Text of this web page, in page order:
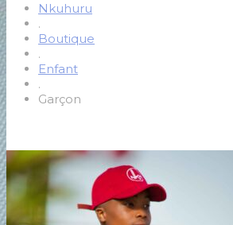
Nkuhuru
.
Boutique
.
Enfant
.
Garçon